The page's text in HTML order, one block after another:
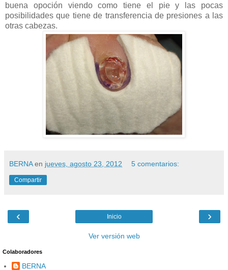
buena opoción viendo como tiene el pie y las pocas
posibilidades que tiene de transferencia de presiones a las
otras cabezas.
BERNA en jueves, agosto 23, 2012 5 comentarios:
Compartir
‹ ›
Inicio
Ver versión web
Colaboradores
BERNA